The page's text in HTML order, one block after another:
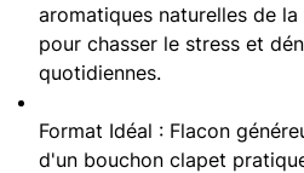
aromatiques naturelles de
pour chasser le stress et
quotidiennes.
Format Idéal : Flacon
d'un bouchon clapet